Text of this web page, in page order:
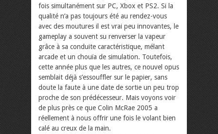
fois simultanément sur PC, Xbox et PS2. Si la
qualité n’a pas toujours été au rendez-vous
avec des moutures il est vrai peu innovantes, le
gameplay a souvent su renverser la vapeur
grâce à sa conduite caractéristique, mélant
arcade et un chouïa de simulation. Toutefois,
cette année plus que les autres, ce nouvel opus
semblait déjà s’essouffler sur le papier, sans
doute la faute à une date de sortie un peu trop
proche de son prédécesseur. Mais voyons voir
de plus près ce que Colin McRae 2005 a
réellement à nous offrir une fois le volant bien
calé au creux de la main.